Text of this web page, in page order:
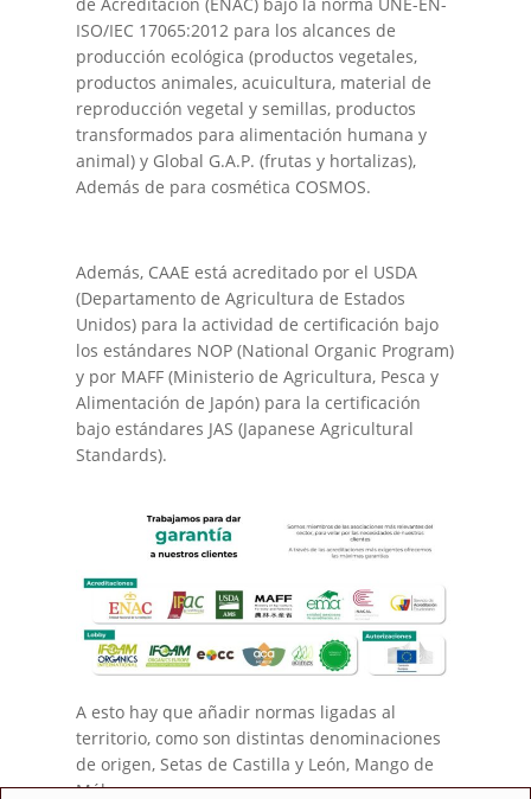
ISO/IEC 17065:2012 para los alcances de
producción ecológica (productos vegetales,
productos animales, acuicultura, material de
reproducción vegetal y semillas, productos
transformados para alimentación humana y
animal) y Global G.A.P. (frutas y hortalizas),
Además de para cosmética COSMOS.
Además, CAAE está acreditado por el USDA
(Departamento de Agricultura de Estados
Unidos) para la actividad de certificación bajo
los estándares NOP (National Organic Program)
y por MAFF (Ministerio de Agricultura, Pesca y
Alimentación de Japón) para la certificación
bajo estándares JAS (Japanese Agricultural
Standards).
A esto hay que añadir normas ligadas al
territorio, como son distintas denominaciones
de origen, Setas de Castilla y León, Mango de
Málaga, …